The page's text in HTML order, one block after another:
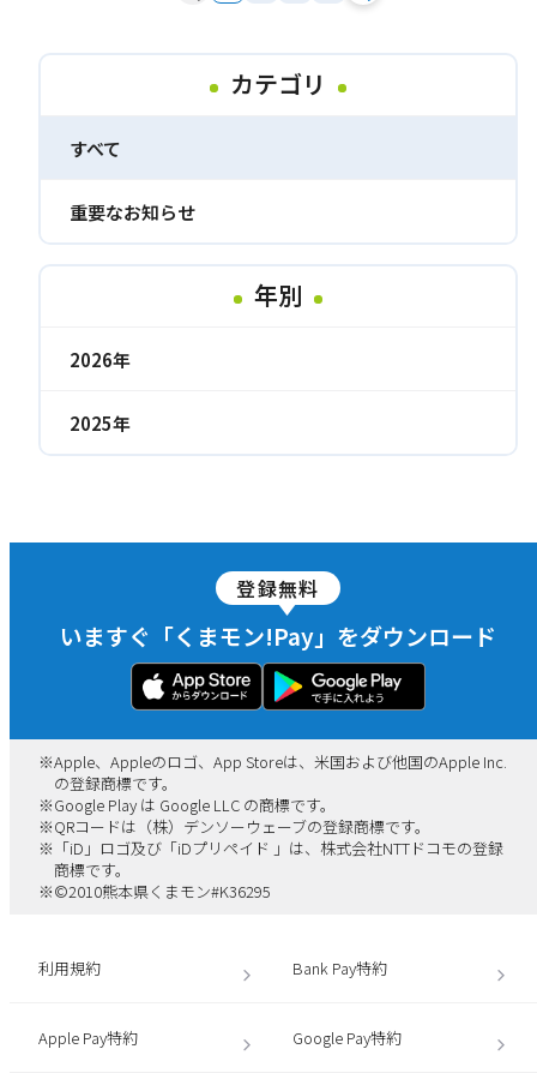
カテゴリ
すべて
重要なお知らせ
年別
2026年
2025年
登録無料
いますぐ「くまモン!Pay」をダウンロード
※Apple、Appleのロゴ、App Storeは、米国および他国のApple Inc.
の登録商標です。
※Google Play は Google LLC の商標です。
※QRコードは（株）デンソーウェーブの登録商標です。
※ 「iD」ロゴ及び「iDプリペイド 」は、株式会社NTTドコモの登録
商標です。
※©2010熊本県くまモン#K36295
利用規約 Bank Pay特約
Apple Pay特約 Google Pay特約